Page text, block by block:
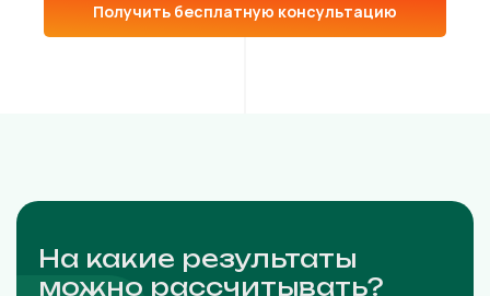
Получить бесплатную консультацию
На какие результаты
можно рассчитывать?